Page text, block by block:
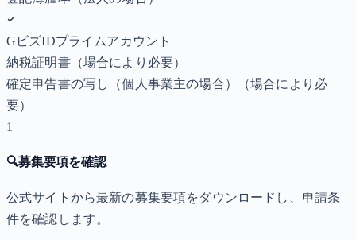
GビズIDプライムアカウント
納税証明書（場合により必要）
確定申告書の写し（個人事業主の場合）
（場合により必
要）
1
🔍募集要項を確認
公式サイトから最新の募集要項をダウンロードし、申請条
件を確認します。